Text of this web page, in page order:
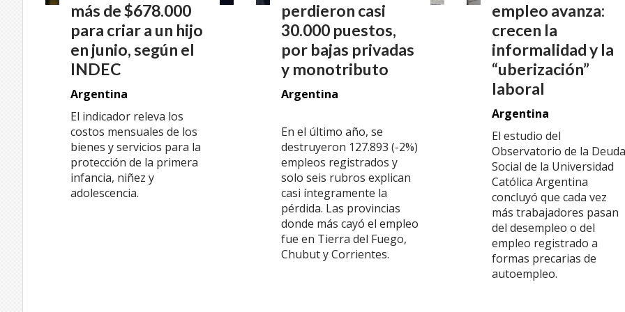
más de $678.000
para criar a un hijo
en junio, según el
INDEC
Argentina
El indicador releva los
costos mensuales de los
bienes y servicios para la
protección de la primera
infancia, niñez y
adolescencia.
perdieron casi
30.000 puestos,
por bajas privadas
y monotributo
Argentina
En el último año, se
destruyeron 127.893 (-2%)
empleos registrados y
solo seis rubros explican
casi íntegramente la
pérdida. Las provincias
donde más cayó el empleo
fue en Tierra del Fuego,
Chubut y Corrientes.
empleo avanza:
crecen la
informalidad y la
“uberización”
laboral
Argentina
El estudio del
Observatorio de la Deuda
Social de la Universidad
Católica Argentina
concluyó que cada vez
más trabajadores pasan
del desempleo o del
empleo registrado a
formas precarias de
autoempleo.